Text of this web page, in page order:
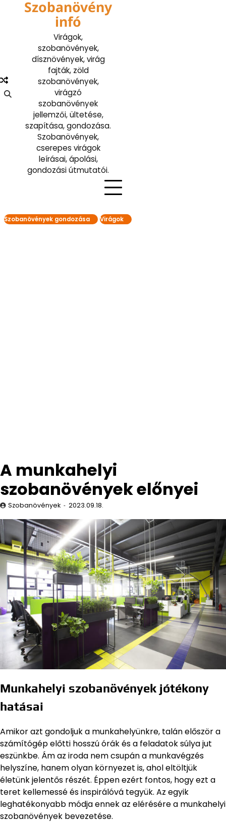
Szobanövény
infó
Virágok,
szobanövények,
dísznövények, virág
fajták, zöld
szobanövények,
virágzó
szobanövények
jellemzői, ültetése,
szapítása, gondozása.
Szobanövények,
cserepes virágok
leírásai, ápolási,
gondozási útmutatói.
Szobanövények gondozása Virágok
A munkahelyi
szobanövények előnyei
Szobanövények 2023.09.18.
Munkahelyi szobanövények jótékony
hatásai
Amikor azt gondoljuk a munkahelyünkre, talán először a
számítógép előtti hosszú órák és a feladatok súlya jut
eszünkbe. Ám az iroda nem csupán a munkavégzés
helyszíne, hanem olyan környezet is, ahol eltöltjük
életünk jelentős részét. Éppen ezért fontos, hogy ezt a
teret kellemessé és inspirálóvá tegyük. Az egyik
leghatékonyabb módja ennek az elérésére a munkahelyi
szobanövények bevezetése.